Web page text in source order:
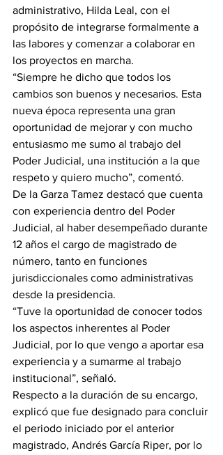
administrativo, Hilda Leal, con el
propósito de integrarse formalmente a
las labores y comenzar a colaborar en
los proyectos en marcha.
“Siempre he dicho que todos los
cambios son buenos y necesarios. Esta
nueva época representa una gran
oportunidad de mejorar y con mucho
entusiasmo me sumo al trabajo del
Poder Judicial, una institución a la que
respeto y quiero mucho”, comentó.
De la Garza Tamez destacó que cuenta
con experiencia dentro del Poder
Judicial, al haber desempeñado durante
12 años el cargo de magistrado de
número, tanto en funciones
jurisdiccionales como administrativas
desde la presidencia.
“Tuve la oportunidad de conocer todos
los aspectos inherentes al Poder
Judicial, por lo que vengo a aportar esa
experiencia y a sumarme al trabajo
institucional”, señaló.
Respecto a la duración de su encargo,
explicó que fue designado para concluir
el periodo iniciado por el anterior
magistrado, Andrés García Riper, por lo